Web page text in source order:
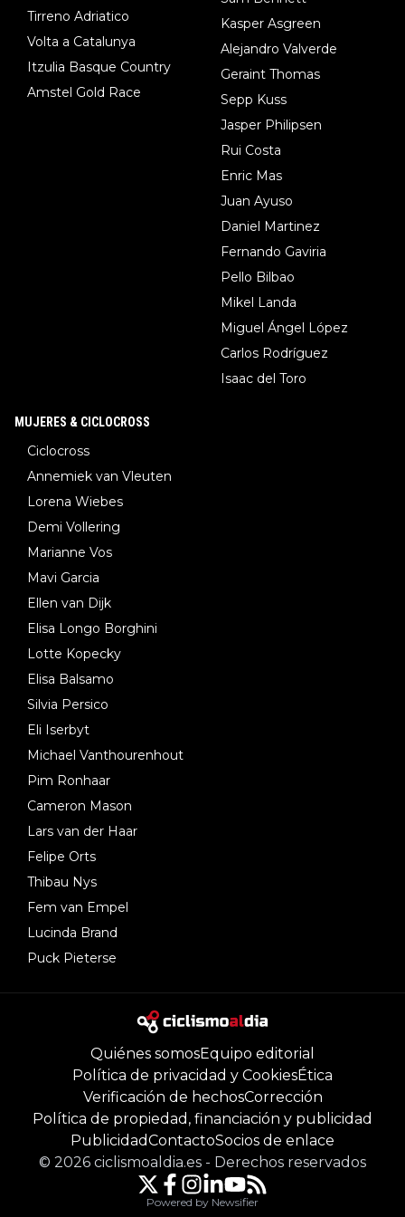
Tirreno Adriatico
Volta a Catalunya
Itzulia Basque Country
Amstel Gold Race
Kasper Asgreen
Alejandro Valverde
Geraint Thomas
Sepp Kuss
Jasper Philipsen
Rui Costa
Enric Mas
Juan Ayuso
Daniel Martinez
Fernando Gaviria
Pello Bilbao
Mikel Landa
Miguel Ángel López
Carlos Rodríguez
Isaac del Toro
MUJERES & CICLOCROSS
Ciclocross
Annemiek van Vleuten
Lorena Wiebes
Demi Vollering
Marianne Vos
Mavi Garcia
Ellen van Dijk
Elisa Longo Borghini
Lotte Kopecky
Elisa Balsamo
Silvia Persico
Eli Iserbyt
Michael Vanthourenhout
Pim Ronhaar
Cameron Mason
Lars van der Haar
Felipe Orts
Thibau Nys
Fem van Empel
Lucinda Brand
Puck Pieterse
Quiénes somosEquipo editorial
Política de privacidad y CookiesÉtica
Verificación de hechosCorrección
Política de propiedad, financiación y publicidad
PublicidadContactoSocios de enlace
© 2026 ciclismoaldia.es - Derechos reservados
Powered by Newsifier